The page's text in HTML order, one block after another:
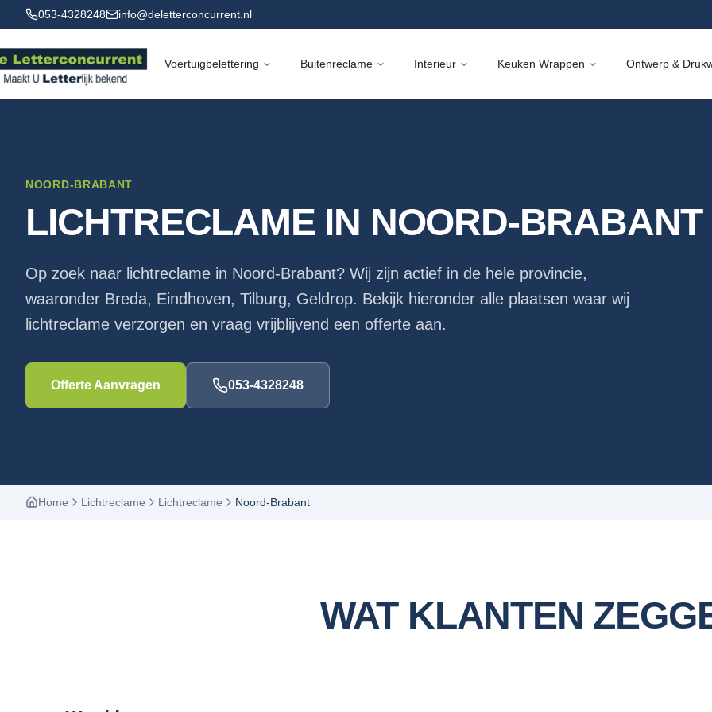
053-4328248 info@deletterconcurrent.nl
Voertuigbelettering Buitenreclame Interieur Keuken Wrappen Ontwerp &
NOORD-BRABANT
LICHTRECLAMEIN NOORD-BRABANT
Op zoek naar lichtreclame in Noord-Brabant? Wij zijn actief in de hele provincie,
waaronder Breda, Eindhoven, Tilburg, Geldrop. Bekijk hieronder alle plaatsen waar wij
lichtreclame verzorgen en vraag vrijblijvend een offerte aan.
Offerte Aanvragen 053-4328248
Home Lichtreclame Lichtreclame Noord-Brabant
WAT KLANTEN